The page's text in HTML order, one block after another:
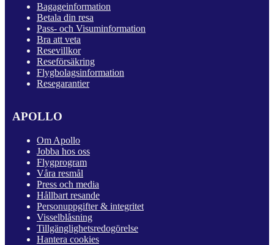
Bagageinformation
Betala din resa
Pass- och Visuminformation
Bra att veta
Resevillkor
Reseförsäkring
Flygbolagsinformation
Resegarantier
APOLLO
Om Apollo
Jobba hos oss
Flygprogram
Våra resmål
Press och media
Hållbart resande
Personuppgifter & integritet
Visselblåsning
Tillgänglighetsredogörelse
Hantera cookies